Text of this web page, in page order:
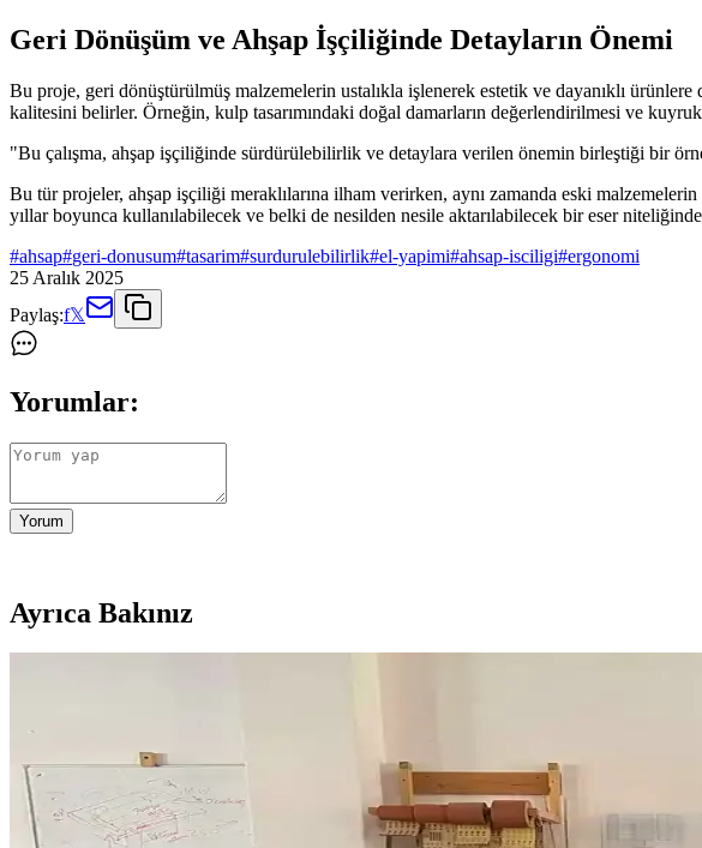
Geri Dönüşüm ve Ahşap İşçiliğinde Detayların Önemi
Bu proje, geri dönüştürülmüş malzemelerin ustalıkla işlenerek estetik ve dayanıklı
kalitesini belirler. Örneğin, kulp tasarımındaki doğal damarların değerlendirilmesi ve
"Bu çalışma, ahşap işçiliğinde sürdürülebilirlik ve detaylara verilen önemin birleştiği bir
Bu tür projeler, ahşap işçiliği meraklılarına ilham verirken, aynı zamanda eski
yıllar boyunca kullanılabilecek ve belki de nesilden nesile aktarılabilecek bir eser
#ahsap#geri-donusum#tasarim#surdurulebilirlik#el-yapimi#ahsap-isciligi#ergonomi
25 Aralık 2025
Paylaş:f𝕏
Yorumlar:
Yorum
Ayrıca Bakınız
Çatı ve duvar birleşimlerinde yapılan yanlış uygulamalar su sızıntılarına ve malzeme
Kiraz Ağacından Reeded (Oluklu) Şifonyer: Tasarım ve İşçilik
Kiraz ağacından yapılmış reeded yüzeyli şifonyerin tasarım, malzeme seçimi ve zorlu